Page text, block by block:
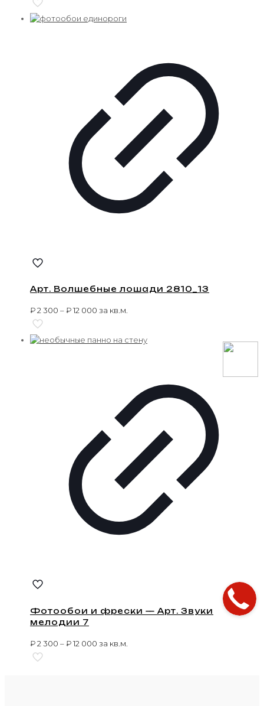
Арт. Волшебные лошади 2810_13
₽2 300 –₽12 000 за кв.м.
Фотообои и фрески — Арт. Звуки
мелодии 7
₽2 300 –₽12 000 за кв.м.